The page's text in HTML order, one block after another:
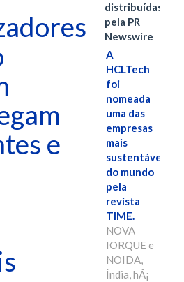
e
distribuídas
pela PR
Newswire
A
HCLTech
foi
nomeada
uma das
empresas
mais
sustentáveis
do mundo
pela
revista
TIME.
NOVA
IORQUE e
NOIDA,
Índia, hÃ¡